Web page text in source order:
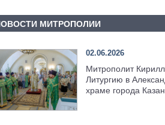
МИТРОПОЛИИ
02.06.2026
Митрополит
Литургию в
храме города